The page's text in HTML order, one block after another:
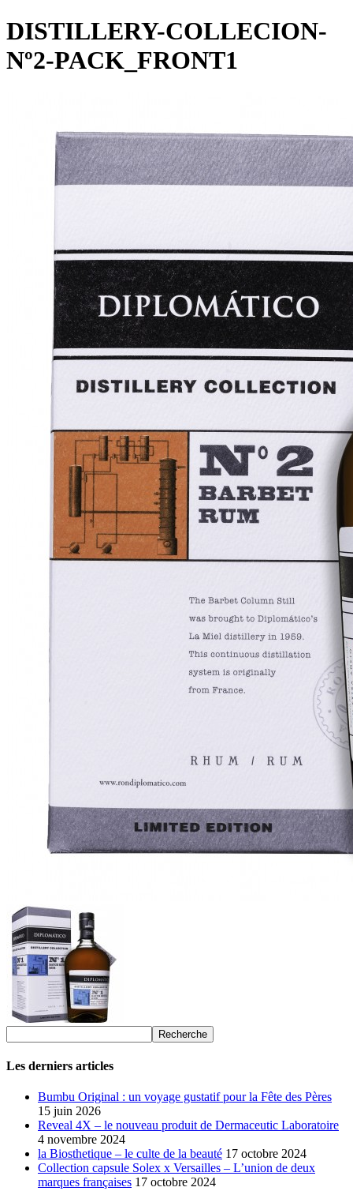
DISTILLERY-COLLECION-
Nº2-PACK_FRONT1
Les derniers articles
Bumbu Original : un voyage gustatif pour la Fête des Pères
15 juin 2026
Reveal 4X – le nouveau produit de Dermaceutic Laboratoire
4 novembre 2024
la Biosthetique – le culte de la beauté 17 octobre 2024
Collection capsule Solex x Versailles – L’union de deux
marques françaises 17 octobre 2024